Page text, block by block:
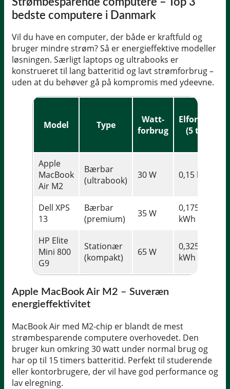
bedste computere i Danmark
Vil du have en computer, der både er kraftfuld og
bruger mindre strøm? Så er energieffektive modeller
løsningen. Særligt laptops og ultrabooks er
konstrueret til lang batteritid og lavt strømforbrug –
uden at du behøver gå på kompromis med ydeevne.
Model Type
Watt-
forbrug
Elforbrug
(5 t/d)
Apple
MacBook
Air M2
Bærbar
(ultrabook)
30 W 0,15 kWh
Dell XPS
13
Bærbar
(premium)
35 W
0,175
kWh
HP Elite
Mini 800
G9
Stationær
(kompakt)
65 W
0,325
kWh
Apple MacBook Air M2 – Suveræn
energieffektivitet
MacBook Air med M2-chip er blandt de mest
strømbesparende computere overhovedet. Den
bruger kun omkring 30 watt under normal brug og
har op til 15 timers batteritid. Perfekt til studerende
eller kontorbrugere, der vil have god performance og
lav elregning.